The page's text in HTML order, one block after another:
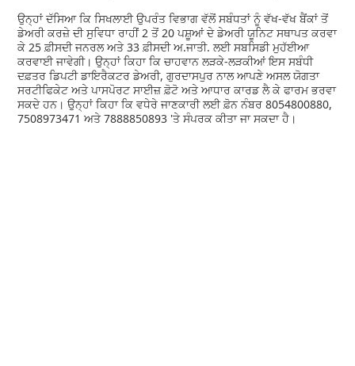
ਉਨ੍ਹਾਂ ਦੱਸਿਆ ਕਿ ਸਿਖਲਾਈ ਉਪਰੰਤ ਵਿਭਾਗ ਵੱਲੋਂ ਸਬੰਧਤਾਂ ਨੂੰ ਵੱਖ-ਵੱਖ ਬੈਂਕਾਂ ਤੋਂ
ਡੇਅਰੀ ਕਰਜ਼ੇ ਦੀ ਸੁਵਿਧਾ ਰਾਹੀਂ 2 ਤੋਂ 20 ਪਸ਼ੂਆਂ ਦੇ ਡੇਅਰੀ ਯੂਨਿਟ ਸਥਾਪਤ ਕਰਵਾ
ਕੇ 25 ਫ਼ੀਸਦੀ ਜਨਰਲ ਅਤੇ 33 ਫ਼ੀਸਦੀ ਅ.ਜਾਤੀ. ਲਈ ਸਬਸਿਡੀ ਮੁਹੱਈਆ
ਕਰਵਾਈ ਜਾਵੇਗੀ। ਉਨ੍ਹਾਂ ਕਿਹਾ ਕਿ ਚਾਹਵਾਨ ਲੜਕੇ-ਲੜਕੀਆਂ ਇਸ ਸਬੰਧੀ
ਦਫ਼ਤਰ ਡਿਪਟੀ ਡਾਇਰੈਕਟਰ ਡੇਅਰੀ, ਗੁਰਦਾਸਪੁਰ ਨਾਲ ਆਪਣੇ ਅਸਲ ਯੋਗਤਾ
ਸਰਟੀਫਿਕੇਟ ਅਤੇ ਪਾਸਪੋਰਟ ਸਾਈਜ਼ ਫ਼ੋਟੋ ਅਤੇ ਆਧਾਰ ਕਾਰਡ ਲੈ ਕੇ ਫਾਰਮ ਭਰਵਾ
ਸਕਦੇ ਹਨ। ਉਨ੍ਹਾਂ ਕਿਹਾ ਕਿ ਵਧੇਰੇ ਜਾਣਕਾਰੀ ਲਈ ਫ਼ੋਨ ਨੰਬਰ 8054800880,
7508973471 ਅਤੇ 7888850893 'ਤੇ ਸੰਪਰਕ ਕੀਤਾ ਜਾ ਸਕਦਾ ਹੈ।